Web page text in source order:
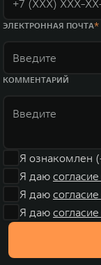
ЭЛЕКТРОННАЯ ПОЧТА
КОММЕНТАРИЙ
Я ознакомлен
Я даю
Я даю
Я даю